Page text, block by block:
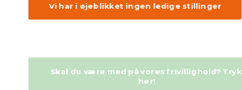
ShopVi har i øjeblikket ingen ledige stillinger
Skal du være med på vores frivillighold? Tryk
her!